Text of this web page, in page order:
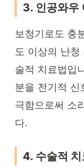
3. 인공와우
보청기로도 충
도 이상의 난
술적 치료법입
분을 전기적 신
극함으로써 소
다.
4. 수술적 치